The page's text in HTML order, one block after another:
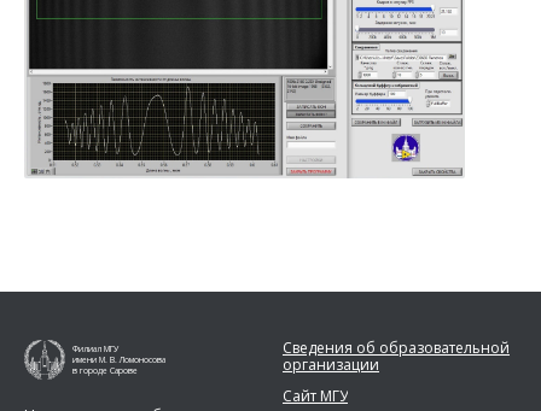
Филиал МГУ
имени М. В. Ломоносова
в городе Сарове
Сведения об образовательной
организации
Сайт МГУ